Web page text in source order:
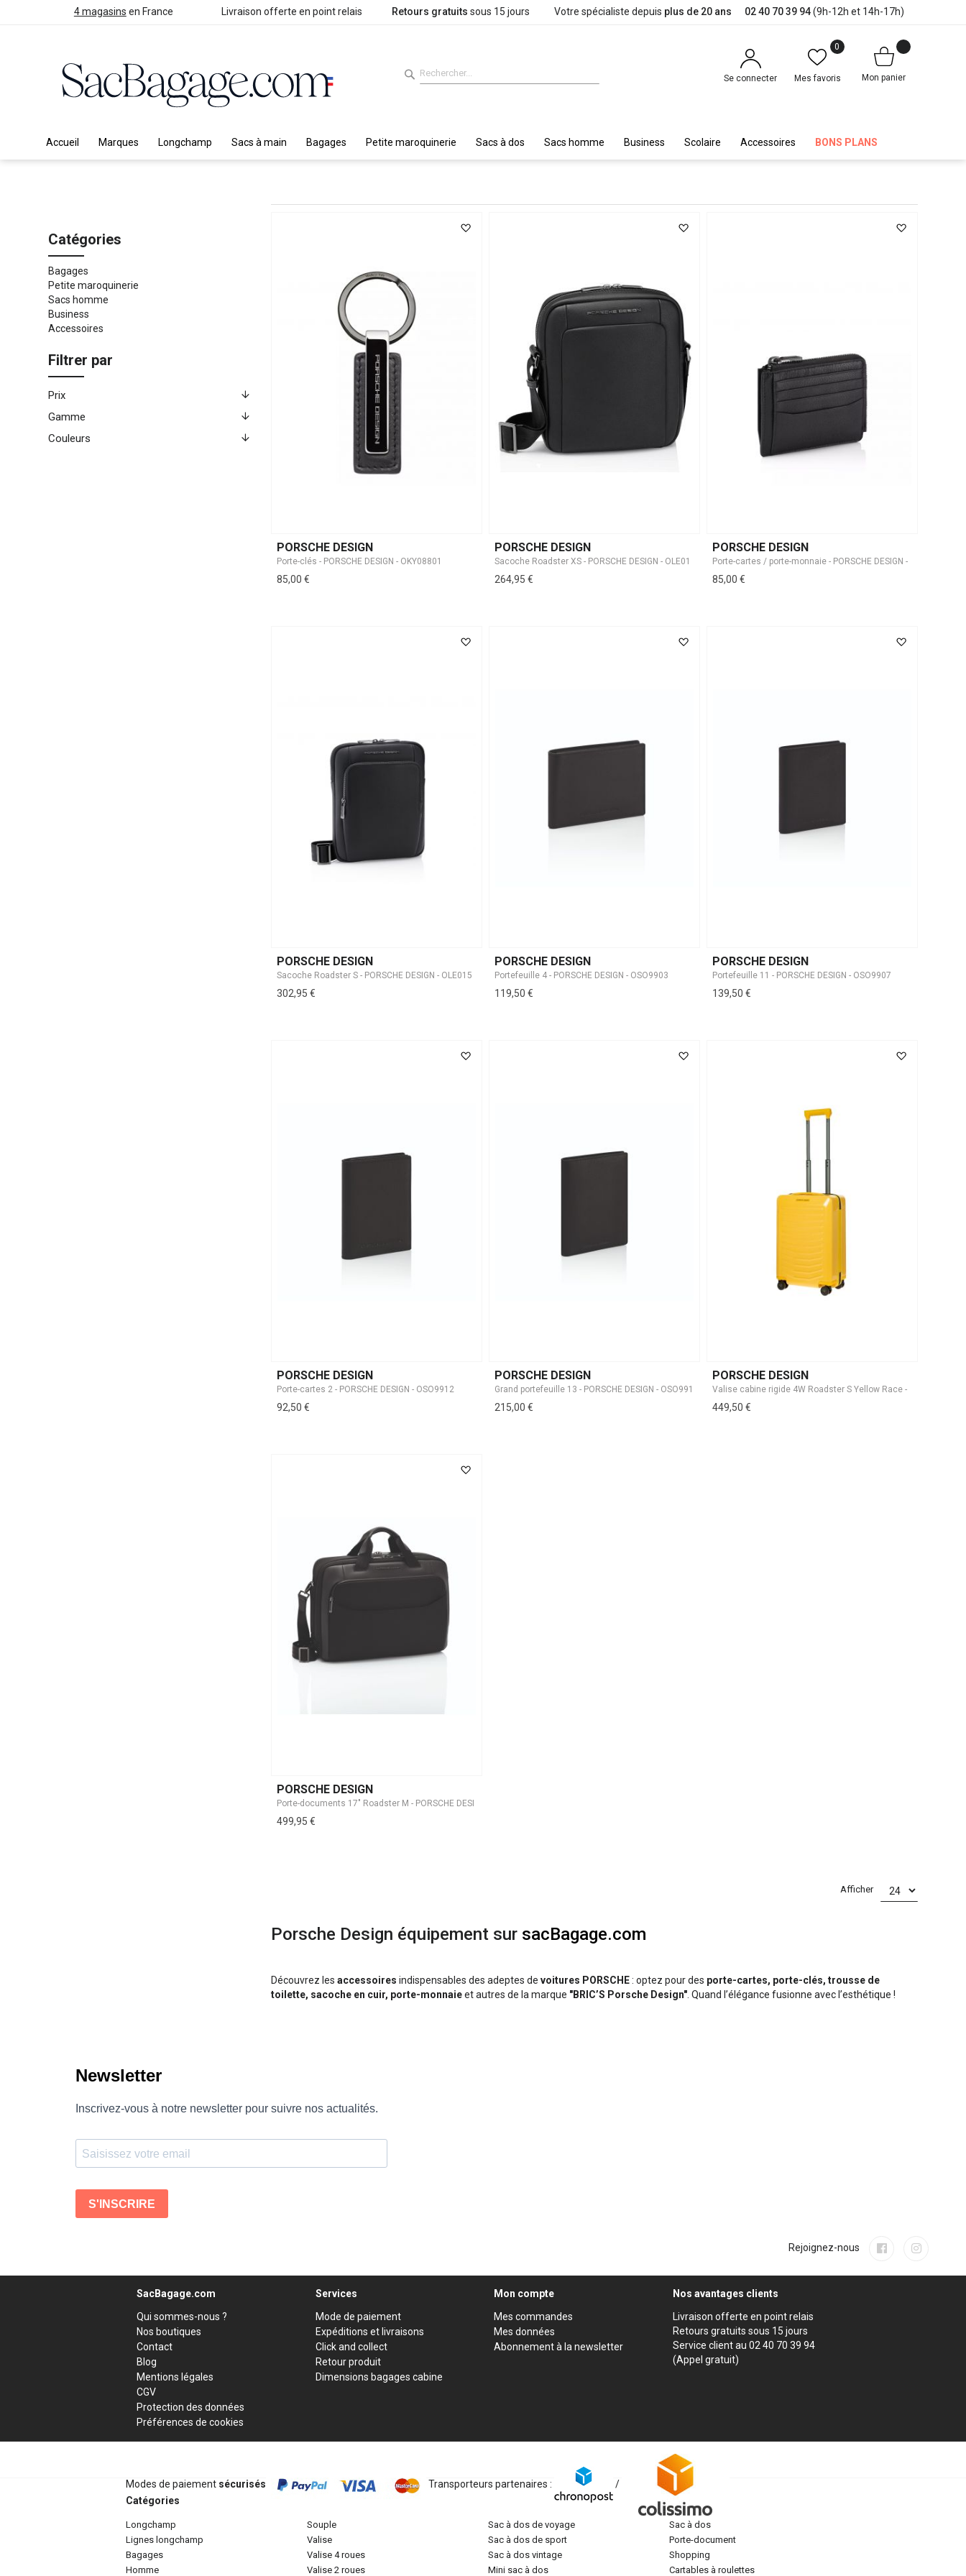
4 magasins en France Livraison offerte en point relais Retours gratuits sous 15 jours Votre spécialiste depuis plus de 20 ans 02 40 70 39 94(9h-12h et 14h-17h)
Se connecter
0
Mes favoris Mon panier
Accueil Marques Longchamp Sacs à main Bagages Petite maroquinerie Sacs à dos Sacs homme Business Scolaire Accessoires BONS PLANS
PORSCHE DESIGN
Porte-clés - PORSCHE DESIGN - OKY08801
85,00 €
PORSCHE DESIGN
264,95 €
PORSCHE DESIGN
85,00 €
PORSCHE DESIGN
302,95 €
PORSCHE DESIGN
Portefeuille 4 - PORSCHE DESIGN - OSO9903
119,50 €
PORSCHE DESIGN
Portefeuille 11 - PORSCHE DESIGN - OSO9907
139,50 €
PORSCHE DESIGN
Porte-cartes 2 - PORSCHE DESIGN - OSO9912
92,50 €
PORSCHE DESIGN
215,00 €
PORSCHE DESIGN
449,50 €
PORSCHE DESIGN
499,95 €
Afficher
Porsche Design équipement sur sacBagage.com
Découvrez les accessoires indispensables des adeptes de voitures PORSCHE: optez pour des porte-cartes, porte-clés, trousse de
toilette, sacoche en cuir, porte-monnaieet autres de la marque "BRIC’S Porsche Design" . Quand l’élégance fusionne avec l’esthétique !
Catégories
Bagages
Petite maroquinerie
Sacs homme
Business
Accessoires
Filtrer par
Prix
Gamme
Couleurs
Rejoignez-nous
SacBagage.com
Qui sommes-nous ?
Nos boutiques
Contact
Blog
Mentions légales
CGV
Protection des données
Préférences de cookies
Services
Mode de paiement
Expéditions et livraisons
Click and collect
Retour produit
Dimensions bagages cabine
Mon compte
Mes commandes
Mes données
Abonnement à la newsletter
Nos avantages clients
Livraison offerte en point relais
Retours gratuits sous 15 jours
Service client au 02 40 70 39 94
(Appel gratuit)
Modes de paiement sécurisés Transporteurs partenaires :
/
Catégories
longchamp
lignes longchamp
bagages
homme
souple
valise
valise 4 roues
valise 2 roues
sac à dos de voyage
sac à dos de sport
sac à dos vintage
mini sac à dos
sac à dos
porte-document
shopping
cartables à roulettes